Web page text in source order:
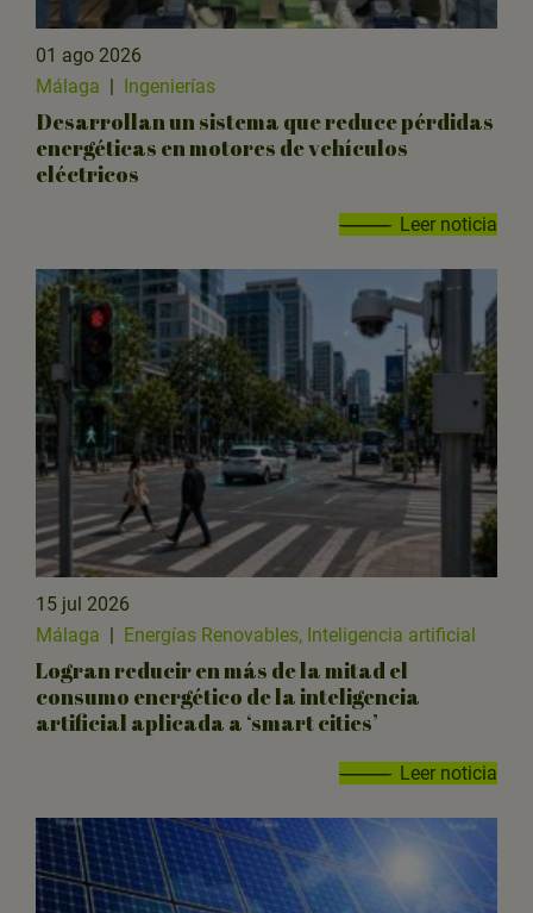
01 ago 2026
Málaga
Ingenierías
Desarrollan un sistema que reduce pérdidas
energéticas en motores de vehículos
eléctricos
Leer noticia
15 jul 2026
Málaga | Energías Renovables, Inteligencia artificial
Logran reducir en más de la mitad el
consumo energético de la inteligencia
artificial aplicada a ‘smart cities’
Leer noticia